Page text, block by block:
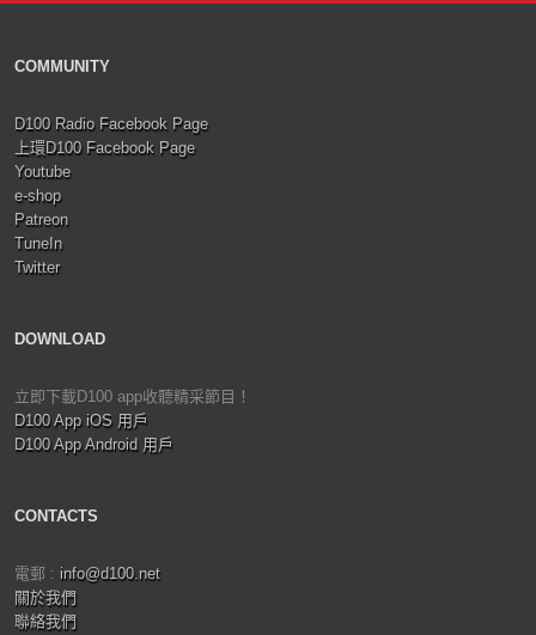
COMMUNITY
D100 Radio Facebook Page
上環D100 Facebook Page
Youtube
e-shop
Patreon
TuneIn
Twitter
DOWNLOAD
立即下載D100 app收聽精采節目！
D100 App iOS 用戶
D100 App Android 用戶
CONTACTS
電郵 : info@d100.net
關於我們
聯絡我們